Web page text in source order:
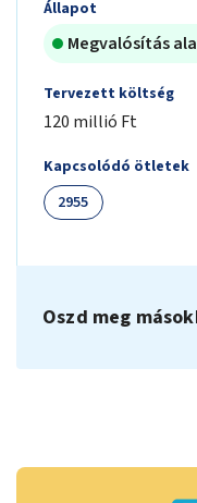
Állapot
Megvalósítás
Tervezett költség
120 millió Ft
Kapcsolódó ötletek
2955
Oszd meg